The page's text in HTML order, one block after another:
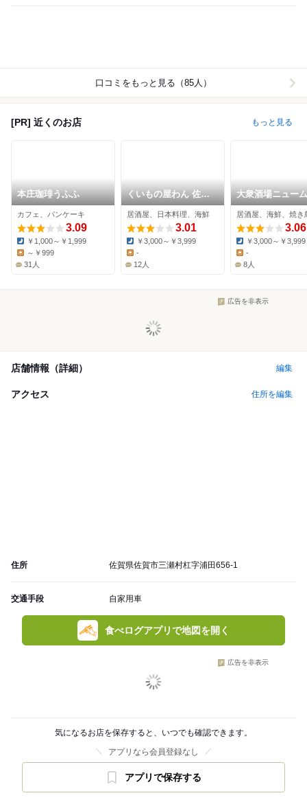
口コミをもっと見る（85人）
[PR] 近くのお店 もっと見る
本庄珈琲うふふ
カフェ、パンケーキ
3.09
Dinner:
￥1,000～￥1,999
Lunch:
～￥999
31人
くいもの屋わん 佐賀
駅前店
居酒屋、日本料理、海鮮
3.01
Dinner:
￥3,000～￥3,999
Lunch:
-
12人
大衆酒場ニュー
チ
居酒屋、海鮮、焼き
3.06
Dinner:
￥3,000～￥3,999
Lunch:
-
8人
広告を非表示
店舗情報（詳細） 編集
アクセス 住所を編集
住所 佐賀県佐賀市三瀬村杠字浦田656-1
交通手段 自家用車
食べログアプリで地図を開く
広告を非表示
気になるお店を保存すると、いつでも確認できます。
アプリなら会員登録なし
アプリで保存する